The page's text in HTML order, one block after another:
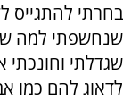
בחרתי להתגייס
שנחשפתי למה
שגדלתי וחונכתי
לדאוג להם כמו